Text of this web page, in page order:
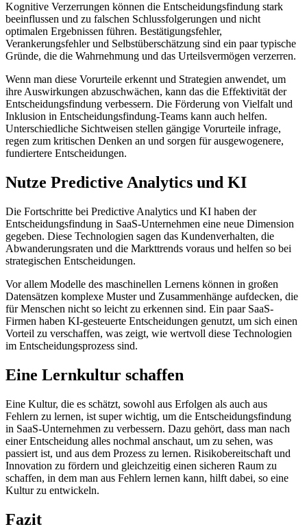
Kognitive Verzerrungen können die Entscheidungsfindung stark
beeinflussen und zu falschen Schlussfolgerungen und nicht
optimalen Ergebnissen führen. Bestätigungsfehler,
Verankerungsfehler und Selbstüberschätzung sind ein paar typische
Gründe, die die Wahrnehmung und das Urteilsvermögen verzerren.
Wenn man diese Vorurteile erkennt und Strategien anwendet, um
ihre Auswirkungen abzuschwächen, kann das die Effektivität der
Entscheidungsfindung verbessern. Die Förderung von Vielfalt und
Inklusion in Entscheidungsfindung-Teams kann auch helfen.
Unterschiedliche Sichtweisen stellen gängige Vorurteile infrage,
regen zum kritischen Denken an und sorgen für ausgewogenere,
fundiertere Entscheidungen.
Nutze Predictive Analytics und KI
Die Fortschritte bei Predictive Analytics und KI haben der
Entscheidungsfindung in SaaS-Unternehmen eine neue Dimension
gegeben. Diese Technologien sagen das Kundenverhalten, die
Abwanderungsraten und die Markttrends voraus und helfen so bei
strategischen Entscheidungen.
Vor allem Modelle des maschinellen Lernens können in großen
Datensätzen komplexe Muster und Zusammenhänge aufdecken, die
für Menschen nicht so leicht zu erkennen sind. Ein paar SaaS-
Firmen haben KI-gesteuerte Entscheidungen genutzt, um sich einen
Vorteil zu verschaffen, was zeigt, wie wertvoll diese Technologien
im Entscheidungsprozess sind.
Eine Lernkultur schaffen
Eine Kultur, die es schätzt, sowohl aus Erfolgen als auch aus
Fehlern zu lernen, ist super wichtig, um die Entscheidungsfindung
in SaaS-Unternehmen zu verbessern. Dazu gehört, dass man nach
einer Entscheidung alles nochmal anschaut, um zu sehen, was
passiert ist, und aus dem Prozess zu lernen. Risikobereitschaft und
Innovation zu fördern und gleichzeitig einen sicheren Raum zu
schaffen, in dem man aus Fehlern lernen kann, hilft dabei, so eine
Kultur zu entwickeln.
Fazit